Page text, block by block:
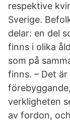
respektive
Sverige.
delar: en del
finns i olika
som på
finns. – Det
verkligheten
av fordon,